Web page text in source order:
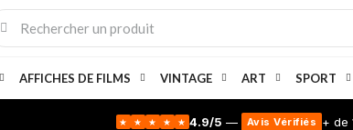
AFFICHES DE FILMS VINTAGE ART SPORT
★ ★ ★ ★ ★ 4.9/5 — Avis Vérifiés + de